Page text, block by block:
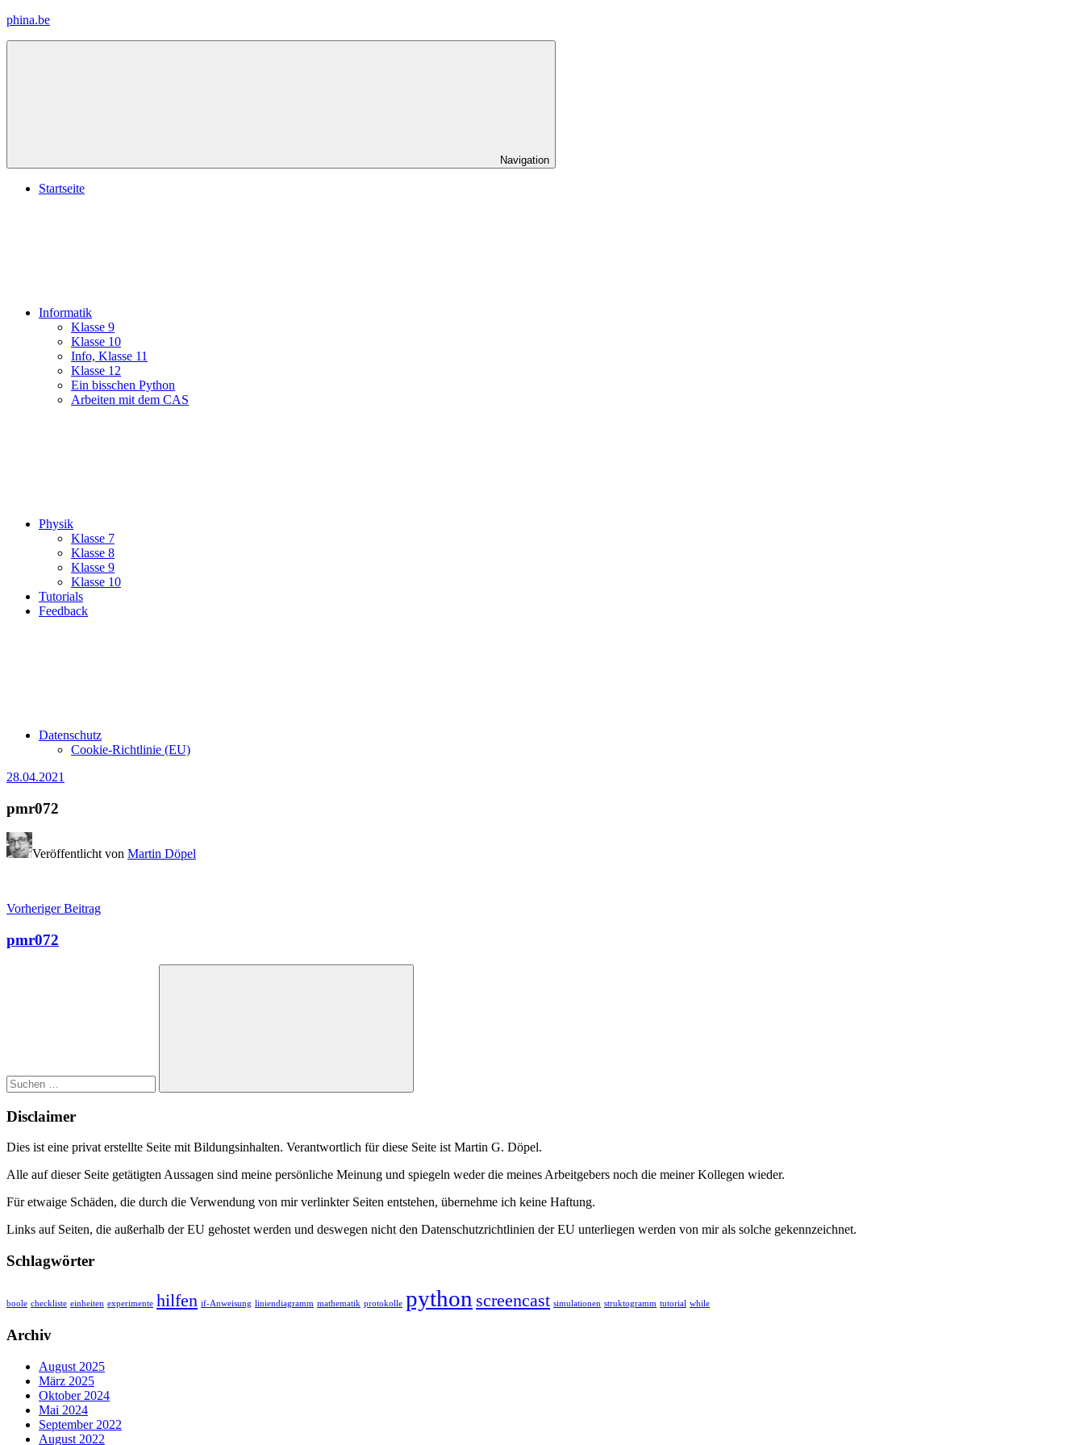
Zum
phina.be
Navigation
Startseite
Informatik
Klasse 9
Klasse 10
Info, Klasse 11
Klasse 12
Ein bisschen Python
Arbeiten mit dem CAS
Physik
Klasse 7
Klasse 8
Klasse 9
Klasse 10
Tutorials
Feedback
Datenschutz
Cookie-Richtlinie (EU)
28.04.2021
pmr072
Veröffentlicht von Martin Döpel
Beitragsnavigation
Vorheriger Beitrag
pmr072
Suchen
Disclaimer
Dies ist eine privat erstellte Seite mit Bildungsinhalten. Verantwortlich für diese Seite ist Martin G. Döpel.
Alle auf dieser Seite getätigten Aussagen sind meine persönliche Meinung und spiegeln weder die meines Arbeitgebers noch die meiner Kollegen wieder.
Für etwaige Schäden, die durch die Verwendung von mir verlinkter Seiten entstehen, übernehme ich keine Haftung.
Links auf Seiten, die außerhalb der EU gehostet werden und deswegen nicht den Datenschutzrichtlinien der EU unterliegen werden von mir als solche gekennzeichnet.
Schlagwörter
boole checkliste einheiten experimente hilfen if-Anweisung liniendiagramm mathematik protokolle python screencast simulationen struktogramm tutorial while
Archiv
August 2025
März 2025
Oktober 2024
Mai 2024
September 2022
August 2022